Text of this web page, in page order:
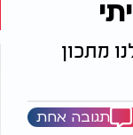
מתכון
תגובה אחת